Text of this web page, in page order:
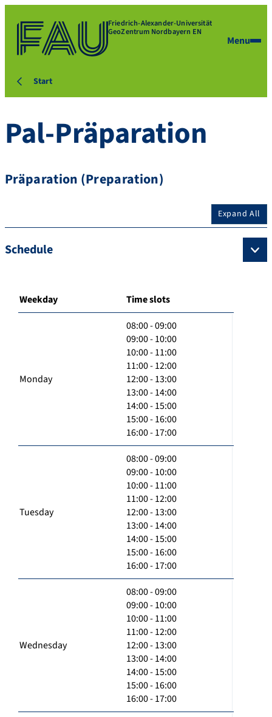
Friedrich-Alexander-Universität
GeoZentrum Nordbayern EN
Menu
Start
Pal-Präparation
Präparation (Preparation)
Expand All
Schedule
Weekday Time slots
Monday
08:00 - 09:00
09:00 - 10:00
10:00 - 11:00
11:00 - 12:00
12:00 - 13:00
13:00 - 14:00
14:00 - 15:00
15:00 - 16:00
16:00 - 17:00
Tuesday
08:00 - 09:00
09:00 - 10:00
10:00 - 11:00
11:00 - 12:00
12:00 - 13:00
13:00 - 14:00
14:00 - 15:00
15:00 - 16:00
16:00 - 17:00
Wednesday
08:00 - 09:00
09:00 - 10:00
10:00 - 11:00
11:00 - 12:00
12:00 - 13:00
13:00 - 14:00
14:00 - 15:00
15:00 - 16:00
16:00 - 17:00